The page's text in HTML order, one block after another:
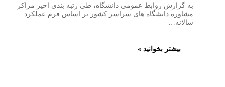
به گزارش روابط عمومی دانشگاه، طی رتبه بندی اخیر مراکز
مشاوره دانشگاه های سراسر کشور بر اساس فرم عملکرد
سالانه…
بیشتر بخوانید »